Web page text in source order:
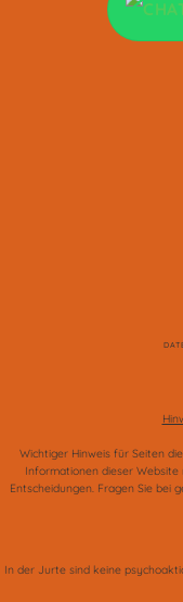
Wichtiger Hinweis für Seiten
Informationen dieser Website
Entscheidungen. Fragen Sie bei
In der Jurte sind keine